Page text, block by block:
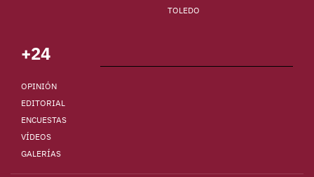
TOLEDO
+24
OPINIÓN
EDITORIAL
ENCUESTAS
VÍDEOS
GALERÍAS